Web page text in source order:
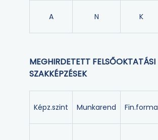
A N K
MEGHIRDETETT FELSŐOKTATÁSI
SZAKKÉPZÉSEK
Képz.szint Munkarend Fin.forma